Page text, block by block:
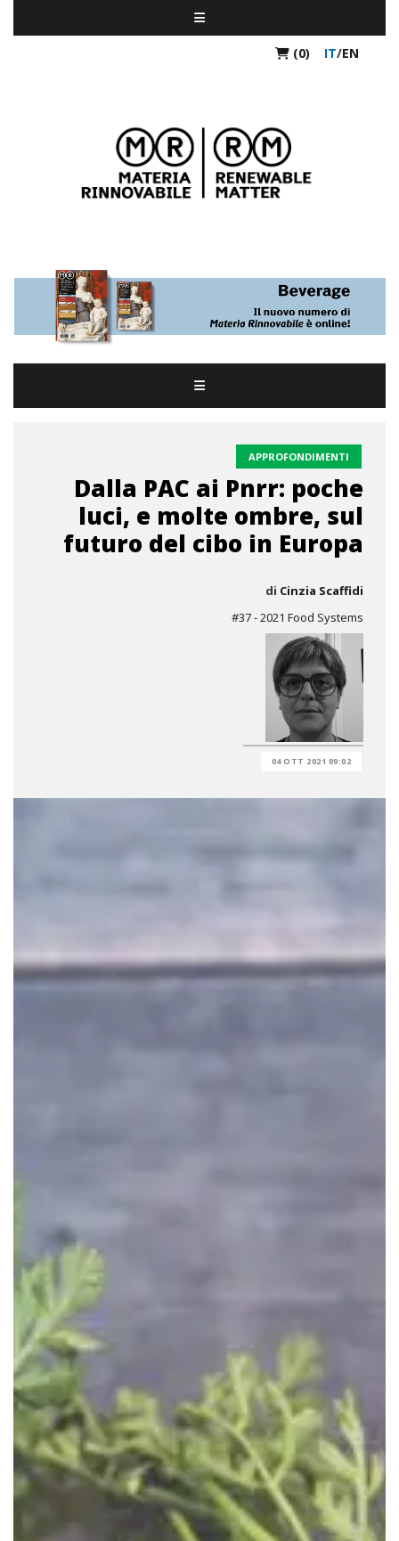
(0) IT/EN
APPROFONDIMENTI
Dalla PAC ai Pnrr: poche
luci, e molte ombre, sul
futuro del cibo in Europa
di Cinzia Scaffidi
#37 - 2021 Food Systems
04 OTT 2021 09:02